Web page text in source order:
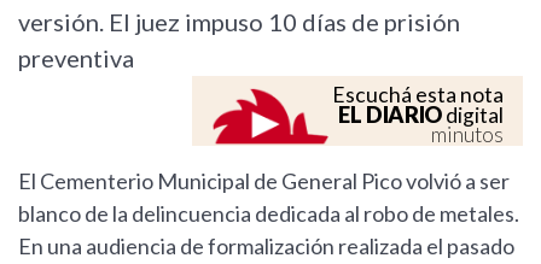
versión. El juez impuso 10 días de prisión
preventiva
Escuchá esta nota
EL DIARIOdigital
minutos
El Cementerio Municipal de General Pico volvió a ser
blanco de la delincuencia dedicada al robo de metales.
En una audiencia de formalización realizada el pasado